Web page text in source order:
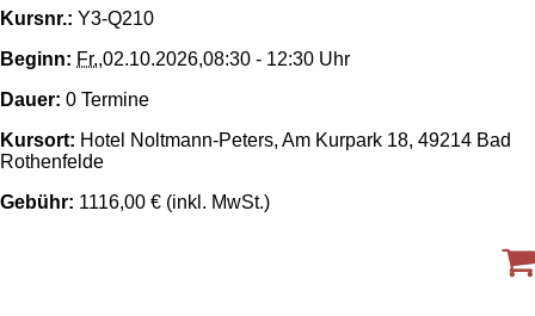
Kursnr.: Y3-Q210
Beginn: Fr.,02.10.2026,08:30 - 12:30 Uhr
Dauer: 0 Termine
Kursort: Hotel Noltmann-Peters, Am Kurpark 18, 49214 Bad
Rothenfelde
Gebühr: 1116,00 € (inkl. MwSt.)